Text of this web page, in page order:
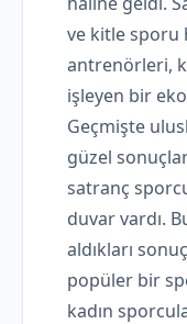
ve kitle sporu
antrenörleri,
işleyen bir
Geçmişte
güzel
satranç
duvar vardı.
aldıkları
popüler bir
kadın